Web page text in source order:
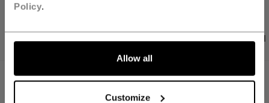
Policy.
Allow all
Customize
PRODUKTFOTOS ANGABEN BEWERTUNGEN
ANGABEN